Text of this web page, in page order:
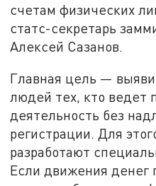
счетам физических
статс-секретарь
Алексей Сазанов.
Главная цель —
людей тех, кто ведет
деятельность без
регистрации. Для
разработают
Если движения денег